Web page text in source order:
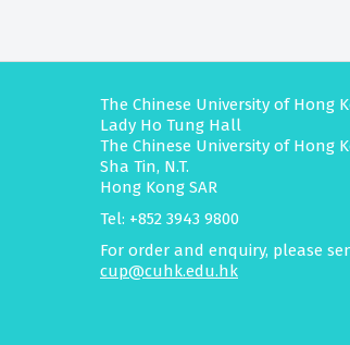
The Chinese University of Hong
Lady Ho Tung Hall
The Chinese University of Hong
Sha Tin, N.T.
Hong Kong SAR
Tel: +852 3943 9800
For order and enquiry, please
cup@cuhk.edu.hk